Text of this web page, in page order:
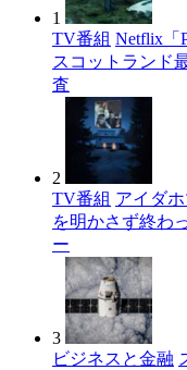
1
TV番組 Netflix「
スコットランド
査
2
TV番組 アイダ
を明かさず終わ
ー
3
ビジネスと金融